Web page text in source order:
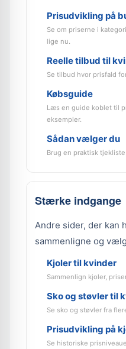
Prisudvikling på
Se om priserne i
lige nu.
Reelle tilbud til
Se tilbud hvor prisfald
Købsguide
Læs en guide koblet til
eksempler.
Sådan vælger du
Brug en praktisk
Stærke indgange
Andre sider, der kan
sammenligne og
Kjoler til kvinder
Sammenlign kjoler,
Sko og støvler til
Se sko og støvler fra
Prisudvikling på
Se historiske